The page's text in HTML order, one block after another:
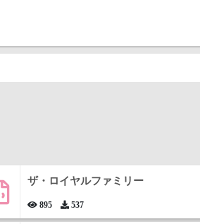
ザ・ロイヤルファミリー
895 537